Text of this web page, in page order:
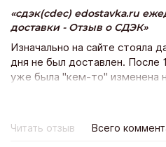
сдэк(cdec) edostavka.ru
доставки - Отзыв о СДЭК
Изначально на сайте стояла
дня не был доставлен. После
уже была "кем-то" изменена
операторам, чтобы
информации по заказу на 1.10.
доставлен. Ни одного
Читать отзыв Всего